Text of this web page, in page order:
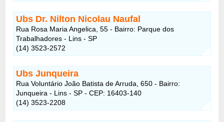
Ubs Dr. Nilton Nicolau Naufal
Rua Rosa Maria Angelica, 55 - Bairro: Parque dos
Trabalhadores - Lins - SP
(14) 3523-2572
Ubs Junqueira
Rua Voluntário João Batista de Arruda, 650 - Bairro:
Junqueira - Lins - SP - CEP: 16403-140
(14) 3523-2208